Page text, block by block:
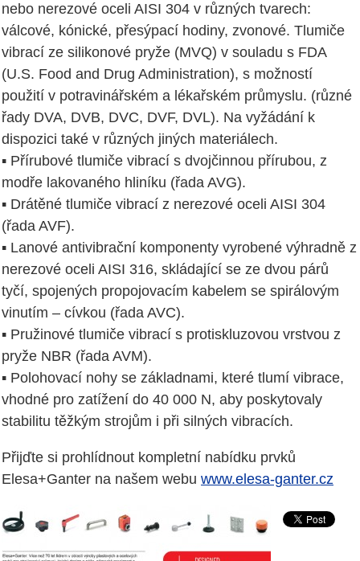
nebo nerezové oceli AISI 304 v různých tvarech:
válcové, kónické, přesýpací hodiny, zvonové. Tlumiče
vibrací ze silikonové pryže (MVQ) v souladu s FDA
(U.S. Food and Drug Administration), s možností
použití v potravinářském a lékařském průmyslu. (různé
řady DVA, DVB, DVC, DVF, DVL). Na vyžádání k
dispozici také v různých jiných materiálech.
▪ Přírubové tlumiče vibrací s dvojčinnou přírubou, z
modře lakovaného hliníku (řada AVG).
▪ Drátěné tlumiče vibrací z nerezové oceli AISI 304
(řada AVF).
▪ Lanové antivibrační komponenty vyrobené výhradně z
nerezové oceli AISI 316, skládající se ze dvou párů
tyčí, spojených propojovacím kabelem se spirálovým
vinutím – cívkou (řada AVC).
▪ Pružinové tlumiče vibrací s protiskluzovou vrstvou z
pryže NBR (řada AVM).
▪ Polohovací nohy se základnami, které tlumí vibrace,
vhodné pro zatížení do 40 000 N, aby poskytovaly
stabilitu těžkým strojům i při silných vibracích.
Přijďte si prohlídnout kompletní nabídku prvků
Elesa+Ganter na našem webu www.elesa-ganter.cz